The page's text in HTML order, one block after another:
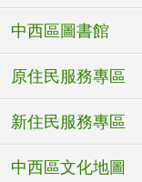
中西區圖書館
原住民服務專區
新住民服務專區
中西區文化地圖